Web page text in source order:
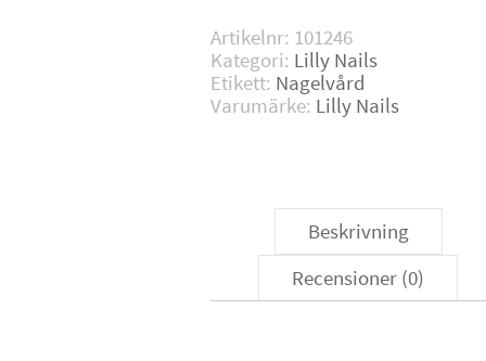
Artikelnr: 101246
Kategori: Lilly Nails
Etikett: Nagelvård
Varumärke: Lilly Nails
Beskrivning
Recensioner (0)